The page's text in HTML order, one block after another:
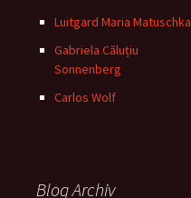
Luitgard Maria Matuschka
Gabriela Căluțiu
Sonnenberg
Carlos Wolf
Blog Archiv